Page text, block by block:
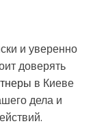
и уверенно
доверять
в Киеве
дела и